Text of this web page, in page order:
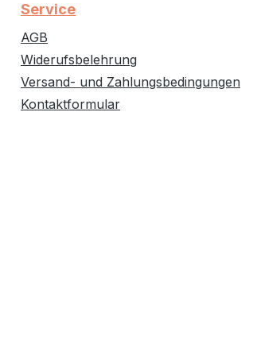
Service
AGB
Widerufsbelehrung
Versand- und Zahlungsbedingungen
Kontaktformular